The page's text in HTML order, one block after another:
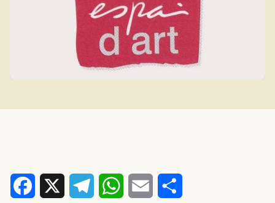
Facebook TelegramWhatsApp
Email